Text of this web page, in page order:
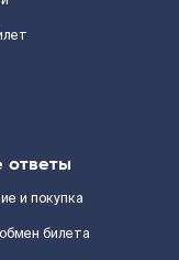
и покупка
билета